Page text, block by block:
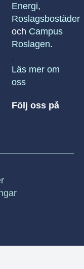
Energi,
Roslagsbostäder
och Campus
Roslagen.
.
Läs mer om
oss
Följ oss på